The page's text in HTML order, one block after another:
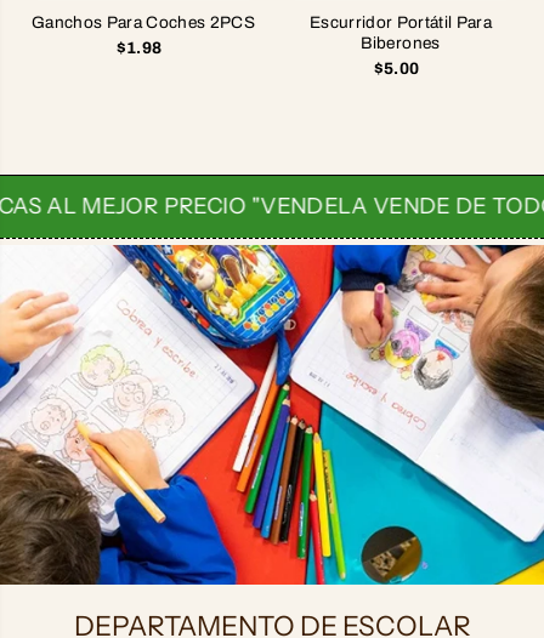
Ganchos Para Coches 2PCS
$1.98
Escurridor Portátil Para
Biberones
$5.00
AL MEJOR PRECIO "VENDELA VENDE DE TODO"
ESCOLAR
DEPARTAMENTO DE ESCOLAR